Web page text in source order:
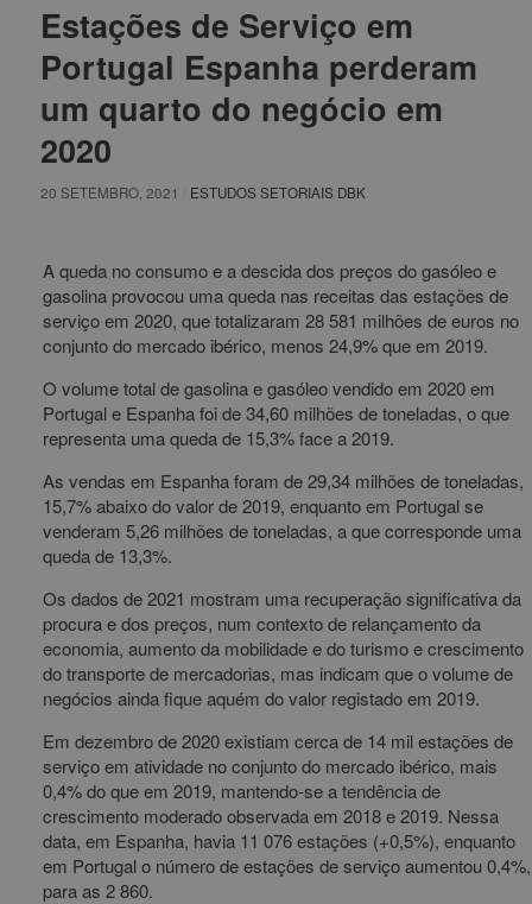
Estações de Serviço em
Portugal Espanha perderam
um quarto do negócio em
2020
20 SETEMBRO, 2021 ESTUDOS SETORIAIS DBK
A queda no consumo e a descida dos preços do gasóleo e
gasolina provocou uma queda nas receitas das estações de
serviço em 2020, que totalizaram 28 581 milhões de euros no
conjunto do mercado ibérico, menos 24,9% que em 2019.
O volume total de gasolina e gasóleo vendido em 2020 em
Portugal e Espanha foi de 34,60 milhões de toneladas, o que
representa uma queda de 15,3% face a 2019.
As vendas em Espanha foram de 29,34 milhões de toneladas,
15,7% abaixo do valor de 2019, enquanto em Portugal se
venderam 5,26 milhões de toneladas, a que corresponde uma
queda de 13,3%.
Os dados de 2021 mostram uma recuperação significativa da
procura e dos preços, num contexto de relançamento da
economia, aumento da mobilidade e do turismo e crescimento
do transporte de mercadorias, mas indicam que o volume de
negócios ainda fique aquém do valor registado em 2019.
Em dezembro de 2020 existiam cerca de 14 mil estações de
serviço em atividade no conjunto do mercado ibérico, mais
0,4% do que em 2019, mantendo-se a tendência de
crescimento moderado observada em 2018 e 2019. Nessa
data, em Espanha, havia 11 076 estações (+0,5%), enquanto
em Portugal o número de estações de serviço aumentou 0,4%,
para as 2 860.